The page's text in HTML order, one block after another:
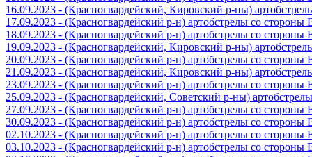
16.09.2023 - (Красногвардейский, Кировский р-ны)
17.09.2023 - (Красногвардейский р-н) артобстрелы со
18.09.2023 - (Красногвардейский р-н) артобстрелы со
19.09.2023 - (Красногвардейский, Кировский р-ны)
20.09.2023 - (Красногвардейский р-н) артобстрелы со
21.09.2023 - (Красногвардейский, Кировский р-ны)
23.09.2023 - (Красногвардейский р-н) артобстрелы со
25.09.2023 - (Красногвардейский, Советский р-ны)
27.09.2023 - (Красногвардейский р-н) артобстрелы со
30.09.2023 - (Красногвардейский р-н) артобстрелы со
02.10.2023 - (Красногвардейский р-н) артобстрелы со
03.10.2023 - (Красногвардейский р-н) артобстрелы со